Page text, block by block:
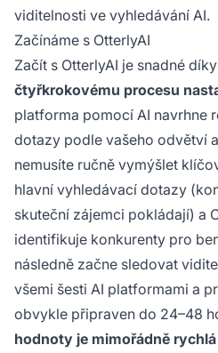
viditelnosti ve vyhledávání AI.
Začínáme s OtterlyAI
Začít s OtterlyAI je snadné díky
čtyřkrokovému procesu
platforma pomocí AI navrhne
dotazy podle vašeho odvětví
nemusíte ručně vymýšlet
hlavní vyhledávací dotazy
skuteční zájemci pokládají) a
identifikuje konkurenty pro
následně začne sledovat
všemi šesti AI platformami a
obvykle připraven do 24–48
hodnoty je mimořádně rychlá